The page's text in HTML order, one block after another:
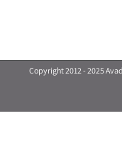
Copyright 2012 - 2025